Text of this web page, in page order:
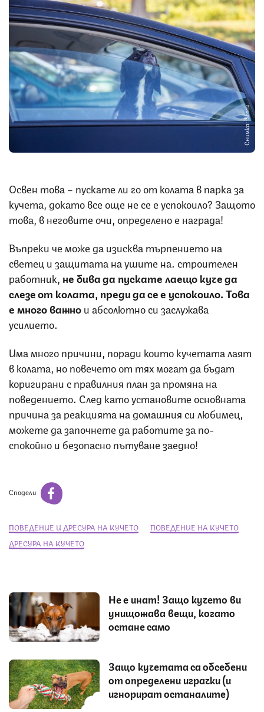
Снимка: iStock
Освен това – пускате ли го от колата в парка за
кучета, докато все още не се е успокоило? Защото
това, в неговите очи, определено е награда!
Въпреки че може да изисква търпението на
светец и защитата на ушите на… строителен
работник, не бива да пускате лаещо куче да
слезе от колата, преди да се е успокоило. Това
е много важнои абсолютно си заслужава
усилието.
Има много причини, поради които кучетата лаят
в колата, но повечето от тях могат да бъдат
коригирани с правилния план за промяна на
поведението. След като установите основната
причина за реакцията на домашния си любимец,
можете да започнете да работите за по-
спокойно и безопасно пътуване заедно!
Сподели
ПОВЕДЕНИЕ И ДРЕСУРА НА КУЧЕТО
ПОВЕДЕНИЕ НА КУЧЕТО
ДРЕСУРА НА КУЧЕТО
Не е инат! Защо кучето ви
унищожава вещи, когато
остане само
Защо кучетата са обсебени
от определени играчки (и
игнорират останалите)